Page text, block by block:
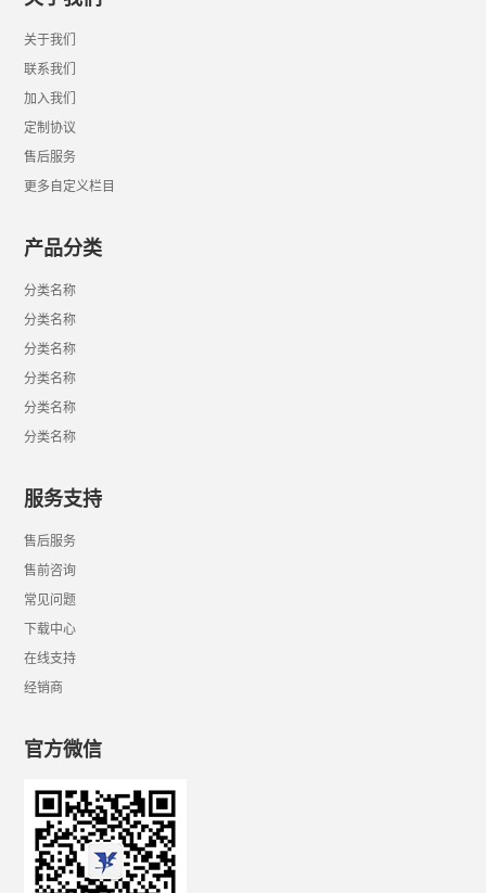
关于我们
联系我们
加入我们
定制协议
售后服务
更多自定义栏目
产品分类
分类名称
分类名称
分类名称
分类名称
分类名称
分类名称
服务支持
售后服务
售前咨询
常见问题
下载中心
在线支持
经销商
官方微信